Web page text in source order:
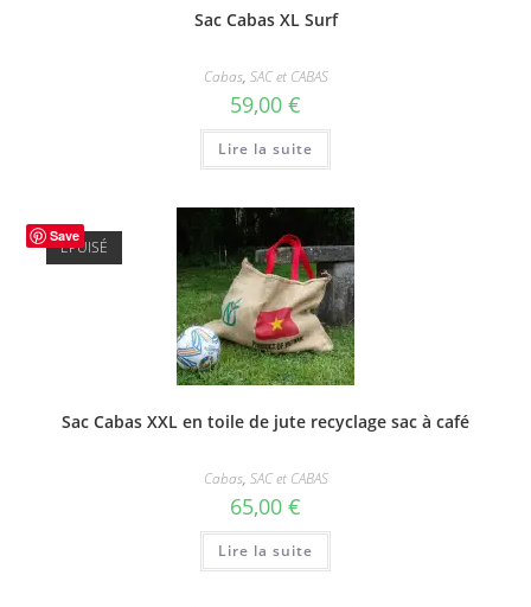
Sac Cabas XL Surf
Cabas, SAC et CABAS
59,00 €
Lire la suite
Save
ÉPUISÉ
Sac Cabas XXL en toile de jute recyclage sac à café
Cabas, SAC et CABAS
65,00 €
Lire la suite